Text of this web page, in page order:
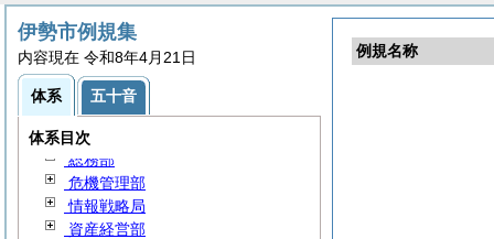
例規名称
伊勢市例規集
内容現在 令和8年4月21日
体系 五十音
体系目次
第10編建
第11編 公営企業
第12編消
防
第13編 その他
要綱集
検査室
総務部
危機管理部
情報戦略局
資産経営部